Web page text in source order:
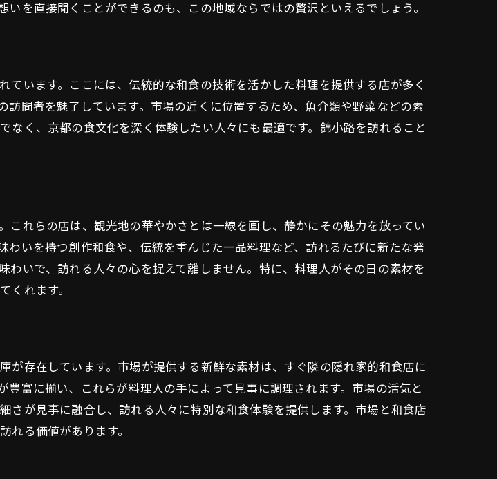
を直接聞くことができるのも、この地域ならではの贅沢といえるでしょう。
います。ここには、伝統的な和食の技術を活かした料理を提供する店が多く
問者を魅了しています。市場の近くに位置するため、魚介類や野菜などの素
く、京都の食文化を深く体験したい人々にも最適です。錦小路を訪れること
れらの店は、観光地の華やかさとは一線を画し、静かにその魅力を放ってい
いを持つ創作和食や、伝統を重んじた一品料理など、訪れるたびに新たな発
いで、訪れる人々の心を捉えて離しません。特に、料理人がその日の素材を
くれます。
存在しています。市場が提供する新鮮な素材は、すぐ隣の隠れ家的和食店に
富に揃い、これらが料理人の手によって見事に調理されます。市場の活気と
が見事に融合し、訪れる人々に特別な和食体験を提供します。市場と和食店
る価値があります。